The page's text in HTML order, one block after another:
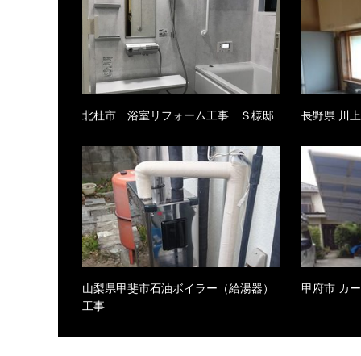
北杜市 浴室リフォーム工事 Ｓ様邸 長野県 川
山梨県甲斐市石油ボイラー（給湯器）
工事
甲府市 カ